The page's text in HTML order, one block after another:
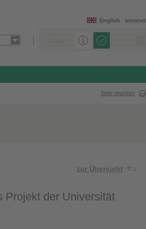
Intranet
English
Seite drucken
zur Übersicht
Projekt der Universität